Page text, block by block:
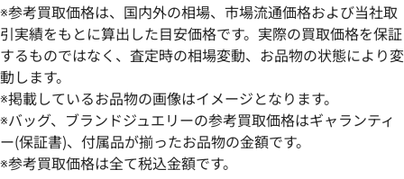
エルメス オータクロア28 ハンドバッグ
レザー □K刻印 シルバー金具
参考買取価格
1,059,000円
エルメス オータ
オーストリッチ
参考買取価格
※参考買取価格は、国内外の相場、市場流通価格および当社取
引実績をもとに算出した目安価格です。実際の買取価格を保証
するものではなく、査定時の相場変動、お品物の状態により変
動します。
※掲載しているお品物の画像はイメージとなります。
※バッグ、ブランドジュエリーの参考買取価格はギャランティ
ー(保証書)、付属品が揃ったお品物の金額です。
※参考買取価格は全て税込金額です。